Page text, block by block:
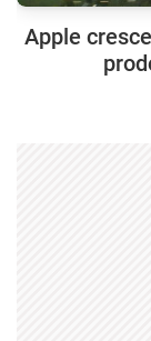
Apple